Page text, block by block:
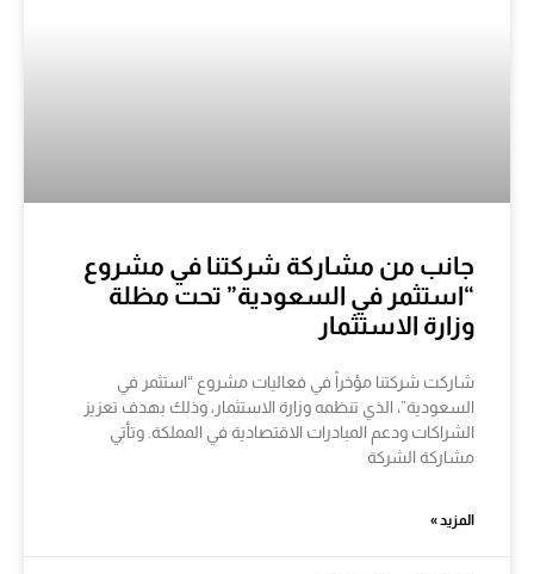
جانب من مشاركة شركتنا في مشروع
“استثمر في السعودية” تحت مظلة
وزارة الاستثمار
شاركت شركتنا مؤخراً في فعاليات مشروع “استثمر في
السعودية”، الذي تنظمه وزارة الاستثمار، وذلك بهدف تعزيز
الشراكات ودعم المبادرات الاقتصادية في المملكة. وتأتي
مشاركة الشركة
المزيد »